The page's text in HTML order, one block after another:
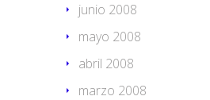
junio 2008
mayo 2008
abril 2008
marzo 2008